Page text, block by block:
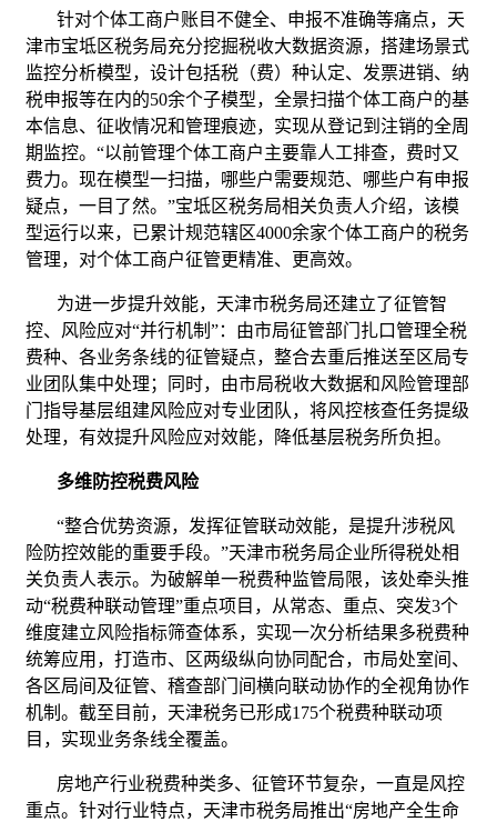
针对个体工商户账目不健全、申报不准确等痛点，天
津市宝坻区税务局充分挖掘税收大数据资源，搭建场景式
监控分析模型，设计包括税（费）种认定、发票进销、纳
税申报等在内的50余个子模型，全景扫描个体工商户的基
本信息、征收情况和管理痕迹，实现从登记到注销的全周
期监控。“以前管理个体工商户主要靠人工排查，费时又
费力。现在模型一扫描，哪些户需要规范、哪些户有申报
疑点，一目了然。”宝坻区税务局相关负责人介绍，该模
型运行以来，已累计规范辖区4000余家个体工商户的税务
管理，对个体工商户征管更精准、更高效。
为进一步提升效能，天津市税务局还建立了征管智
控、风险应对“并行机制”：由市局征管部门扎口管理全税
费种、各业务条线的征管疑点，整合去重后推送至区局专
业团队集中处理；同时，由市局税收大数据和风险管理部
门指导基层组建风险应对专业团队，将风控核查任务提级
处理，有效提升风险应对效能，降低基层税务所负担。
多维防控税费风险
“整合优势资源，发挥征管联动效能，是提升涉税风
险防控效能的重要手段。”天津市税务局企业所得税处相
关负责人表示。为破解单一税费种监管局限，该处牵头推
动“税费种联动管理”重点项目，从常态、重点、突发3个
维度建立风险指标筛查体系，实现一次分析结果多税费种
统筹应用，打造市、区两级纵向协同配合，市局处室间、
各区局间及征管、稽查部门间横向联动协作的全视角协作
机制。截至目前，天津税务已形成175个税费种联动项
目，实现业务条线全覆盖。
房地产行业税费种类多、征管环节复杂，一直是风控
重点。针对行业特点，天津市税务局推出“房地产全生命